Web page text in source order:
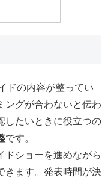
ドの内容が整ってい
ングが合わないと伝わ
したいときに役立つの
です。
ドショーを進めながら
きます。発表時間が決